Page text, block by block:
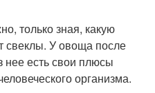
только зная, какую
свеклы. У овоща после
нее есть свои плюсы
организма.